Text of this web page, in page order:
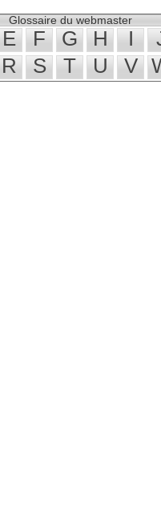
Glossaire du webmaster
E F G H I
R S T U V